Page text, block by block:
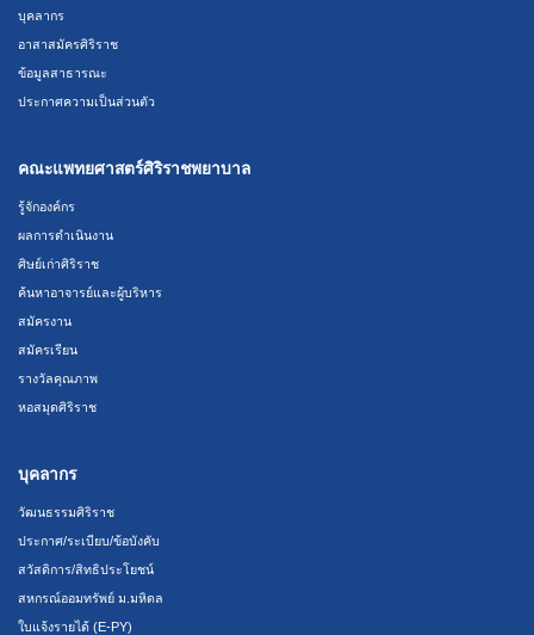
บุคลากร
อาสาสมัครศิริราช
ข้อมูลสาธารณะ
ประกาศความเป็นส่วนตัว
คณะแพทยศาสตร์ศิริราชพยาบาล
รู้จักองค์กร
ผลการดำเนินงาน
ศิษย์เก่าศิริราช
ค้นหาอาจารย์และผู้บริหาร
สมัครงาน
สมัครเรียน
รางวัลคุณภาพ
หอสมุดศิริราช
บุคลากร
วัฒนธรรมศิริราช
ประกาศ/ระเบียบ/ข้อบังคับ
สวัสดิการ/สิทธิประโยชน์
สหกรณ์ออมทรัพย์ ม.มหิดล
ใบแจ้งรายได้ (E-PY)